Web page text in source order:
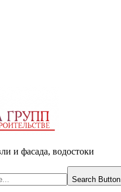
и фасада, водостоки
Search Button